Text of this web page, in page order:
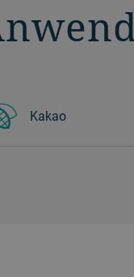
Kakao